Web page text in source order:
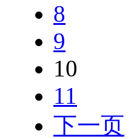
8
9
10
11
下一页